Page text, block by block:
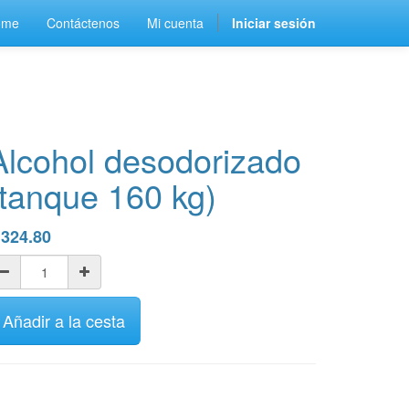
Contáctenos Mi cuenta Iniciar sesión
desodorizado
160 kg)
324.80
Añadir a la cesta